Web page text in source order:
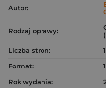
Autor:
Rodzaj oprawy:
Liczba stron:
Format:
Rok wydania: